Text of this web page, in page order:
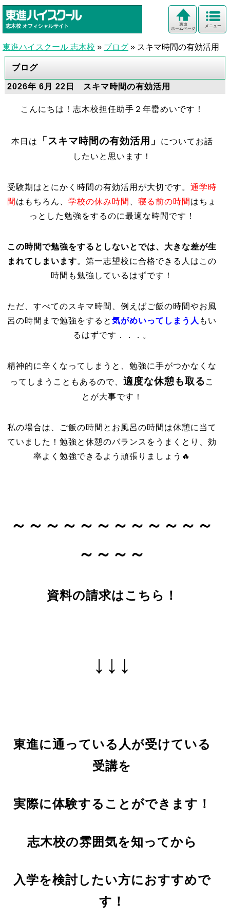
志木校 オフィシャルサイト メニュー
東進
ホームページ
東進ハイスクール 志木校 » ブログ » スキマ時間の有効活用
ブログ
2026年 6月 22日 スキマ時間の有効活用
こんにちは！志木校担任助手２年罍めいです！
本日は 「スキマ時間の有効活用」
についてお話
したいと思います！
受験期はとにかく時間の有効活用が大切です。通学時
間 はもちろん、学校の休み時間 、寝る前の時間 はちょ
っとした勉強をするのに最適な時間です！
この時間で勉強をするとしないとでは、大きな差が生
まれてしまいます。第一志望校に合格できる人はこの
時間も勉強しているはずです！
ただ、すべてのスキマ時間、例えばご飯の時間やお風
呂の時間まで勉強をすると気がめいってしまう人 もい
るはずです．．．。
精神的に辛くなってしまうと、勉強に手がつかなくな
ってしまうこともあるので、適度な休憩も取る こ
とが大事です！
私の場合は、ご飯の時間とお風呂の時間は休憩に当て
ていました！勉強と休憩のバランスをうまくとり、効
率よく勉強できるよう頑張りましょう🔥
～～～～～～～～～～～～
～～～～
資料の請求はこちら！
↓↓↓
東進に通っている人が受けている
受講を
実際に体験することができます！
志木校の雰囲気を知ってから
入学を検討したい方におすすめで
す！